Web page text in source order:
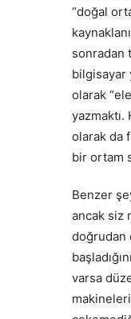
“doğal
sonradan
bilgisayar
olarak
olarak da
bir ortam
Benzer
ancak siz
doğrudan
varsa